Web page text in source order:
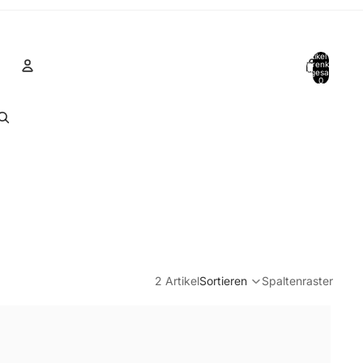
Artikel im
Warenkorb
insgesamt:
0
2 ArtikelSortieren Spaltenraster